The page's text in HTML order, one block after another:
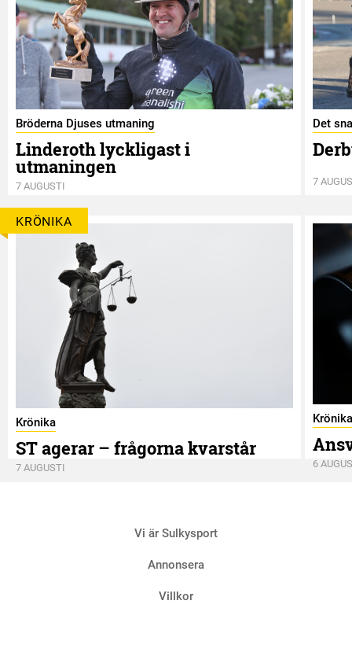
Bröderna Djuses utmaning
Linderoth lyckligast i
utmaningen
7 AUGUSTI
Det
7
KRÖNIKA
Krönika
ST agerar – frågorna kvarstår
7 AUGUSTI
Krönika
6
Vi är Sulkysport
Annonsera
Villkor